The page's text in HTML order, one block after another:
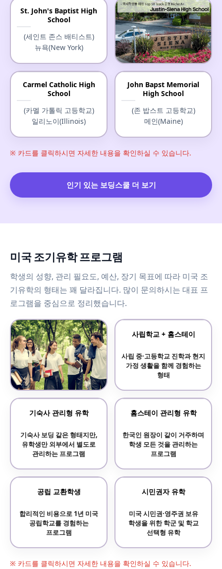
St. John's Baptist High
School
(세인트 존스 배티스트)
뉴욕(New York)
(저스틴-시에나 고등학교)
캘리포니아(California)
Carmel Catholic High
School
(카멜 가톨릭 고등학교)
일리노이(Illinois)
John Bapst Memorial
High School
(존 밥스트 고등학교)
메인(Maine)
※ 카드를 클릭하시면 자세한 내용을 확인하실 수 있습니다.
인기 있는 보딩스쿨 더 보기
미국 조기유학 프로그램
학생의 성향, 관리 필요도, 예산, 장기 목표에 따라 미국 조
기유학의 형태는 꽤 달라집니다. 많이 문의하시는 대표 프
로그램을 중심으로 정리했습니다.
사립학교 프로그램
사립학교 + 홈스테이
사립 중·고등학교 진학과 현지
가정 생활을 함께 경험하는
형태
기숙사 관리형 유학
기숙사 보딩 같은 형태지만,
유학생만 외부에서 별도로
관리하는 프로그램
홈스테이 관리형 유학
한국인 원장이 같이 거주하며
학생 모든 것을 관리하는
프로그램
공립 교환학생
합리적인 비용으로 1년 미국
공립학교를 경험하는
프로그램
시민권자 유학
미국 시민권·영주권 보유
학생을 위한 학군 및 학교
선택형 유학
※ 카드를 클릭하시면 자세한 내용을 확인하실 수 있습니다.